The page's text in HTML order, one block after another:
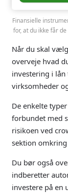
Finansielle
for, at du ikke får
Når du skal
overveje hvad
investering i
virksomheder
De enkelte
forbundet med
risikoen ved
sektion
Du bør også
indberetter
investere på en